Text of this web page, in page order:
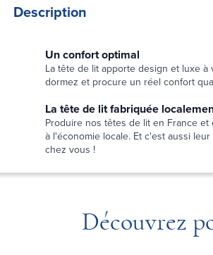
Description
Un confort optimal
La tête de lit apporte design et luxe
dormez et procure un réel confort
La tête de lit fabriquée
Produire nos têtes de lit en France
à l'économie locale. Et c'est aussi
chez vous !
Découvrez